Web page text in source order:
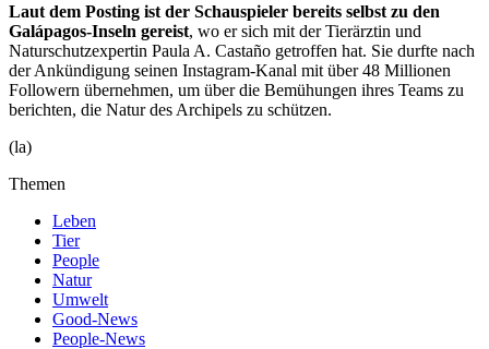
Laut dem Posting ist der Schauspieler bereits selbst zu den
Galápagos-Inseln gereist, wo er sich mit der Tierärztin und
Naturschutzexpertin Paula A. Castaño getroffen hat. Sie durfte nach
der Ankündigung seinen Instagram-Kanal mit über 48 Millionen
Followern übernehmen, um über die Bemühungen ihres Teams zu
berichten, die Natur des Archipels zu schützen.
(la)
Themen
Leben
Tier
People
Natur
Umwelt
Good-News
People-News